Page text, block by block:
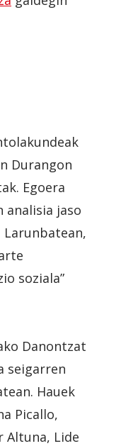
Durangon
Egoera
jaso
Larunbatean,
soziala”
Danontzat
seigarren
Hauek
Picallo,
Altuna, Lide